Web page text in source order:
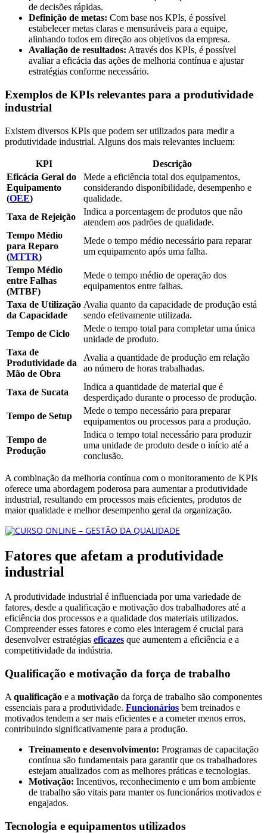
de decisões rápidas.
Definição de metas: Com base nos KPIs, é possível
estabelecer metas claras e mensuráveis para a equipe,
alinhando todos em direção aos objetivos da empresa.
Avaliação de resultados: Através dos KPIs, é possível
avaliar a eficácia das ações de melhoria contínua e ajustar
estratégias conforme necessário.
Exemplos de KPIs relevantes para a produtividade
industrial
Existem diversos KPIs que podem ser utilizados para medir a
produtividade industrial. Alguns dos mais relevantes incluem:
KPI
Descrição
Eficácia Geral do
Equipamento
(OEE)
Mede a eficiência total dos equipamentos,
considerando disponibilidade, desempenho e
qualidade.
Taxa de Rejeição
Indica a porcentagem de produtos que não
atendem aos padrões de qualidade.
Tempo Médio
para Reparo
(MTTR)
Mede o tempo médio necessário para reparar
um equipamento após uma falha.
Tempo Médio
entre Falhas
(MTBF)
Mede o tempo médio de operação dos
equipamentos entre falhas.
Taxa de Utilização
da Capacidade
Avalia quanto da capacidade de produção está
sendo efetivamente utilizada.
Tempo de Ciclo
Mede o tempo total para completar uma única
unidade de produto.
Taxa de
Produtividade da
Mão de Obra
Avalia a quantidade de produção em relação
ao número de horas trabalhadas.
Taxa de Sucata
Indica a quantidade de material que é
desperdiçado durante o processo de produção.
Tempo de Setup
Mede o tempo necessário para preparar
equipamentos ou processos para a produção.
Tempo de
Produção
Indica o tempo total necessário para produzir
uma unidade de produto desde o início até a
conclusão.
A combinação da melhoria contínua com o monitoramento de KPIs
oferece uma abordagem poderosa para aumentar a produtividade
industrial, resultando em processos mais eficientes, produtos de
maior qualidade e melhor desempenho geral da organização.
Fatores que afetam a produtividade
industrial
A produtividade industrial é influenciada por uma variedade de
fatores, desde a qualificação e motivação dos trabalhadores até a
eficiência dos processos e a qualidade dos materiais utilizados.
Compreender esses fatores e como eles interagem é crucial para
desenvolver estratégias eficazes que aumentem a eficiência e a
competitividade da indústria.
Qualificação e motivação da força de trabalho
A qualificação e a motivação da força de trabalho são componentes
essenciais para a produtividade. Funcionários bem treinados e
motivados tendem a ser mais eficientes e a cometer menos erros,
contribuindo significativamente para a produção.
Treinamento e desenvolvimento: Programas de capacitação
contínua são fundamentais para garantir que os trabalhadores
estejam atualizados com as melhores práticas e tecnologias.
Motivação: Incentivos, reconhecimento e um bom ambiente
de trabalho são vitais para manter os funcionários motivados e
engajados.
Tecnologia e equipamentos utilizados